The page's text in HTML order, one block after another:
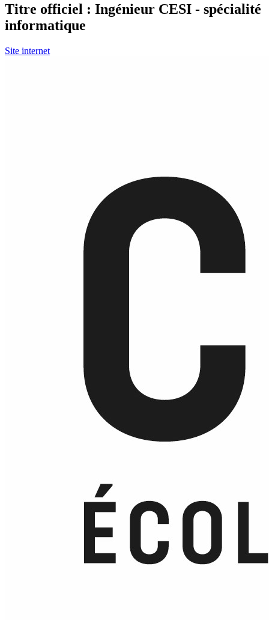
Titre officiel : Ingénieur CESI - spécialité
informatique
Site internet